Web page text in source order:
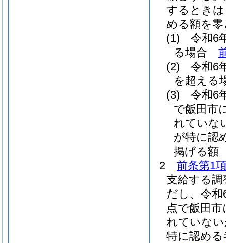
するとき
める額を
(1)
令和6
る場合
(2)
令和6
を超え
(3)
令和6
で飯田市
れていな
が特に認
掲げる額
2
前条第1
支給する調
だし、令
点で飯田
れていな
特に認め